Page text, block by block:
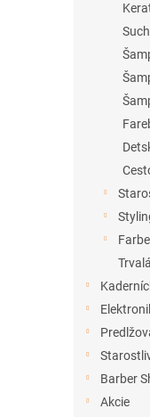
Barber
Akcie